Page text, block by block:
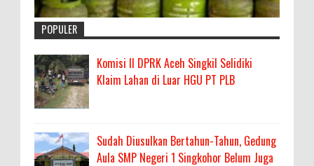
POPULER
Komisi II DPRK Aceh Singkil Selidiki
Klaim Lahan di Luar HGU PT PLB
Sudah Diusulkan Bertahun-Tahun, Gedung
Aula SMP Negeri 1 Singkohor Belum Juga